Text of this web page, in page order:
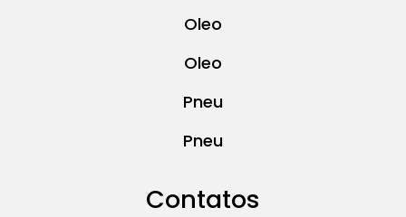
Oleo
Oleo
Pneu
Pneu
Contatos